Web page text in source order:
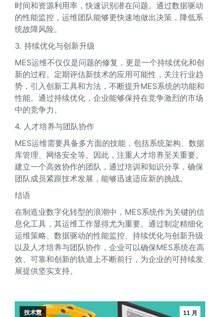
时间和资源利用率，快速识别潜在问题。通过数据驱动
的性能监控，运维团队能够更快速地做出决策，降低系
统故障风险。
3. 持续优化与创新升级
MES运维不仅仅是问题的修复，更是一个持续优化和创
新的过程。定期评估新技术的应用可能性，关注行业趋
势，引入创新工具和方法，不断提升MES系统的功能和
性能。通过持续优化，企业能够保持在竞争激烈的市场
中的竞争力。
4. 人才培养与团队协作
MES运维需要具备多方面的技能，包括系统架构、数据
库管理、网络安全等。因此，注重人才培养至关重要。
建立一个高效协作的团队，通过培训和知识分享，确保
团队成员紧跟技术发展，能够迅速适应新的挑战。
结语
在制造业数字化转型的浪潮中，MES系统作为关键的信
息化工具，其运维工作显得尤为重要。通过制定精细化
运维策略、数据驱动的性能监控、持续优化与创新升级
以及人才培养与团队协作，企业可以确保MES系统在高
效、可靠和创新的轨道上不断前行，为企业的可持续发
展提供坚实支持。
11 月
技术慧